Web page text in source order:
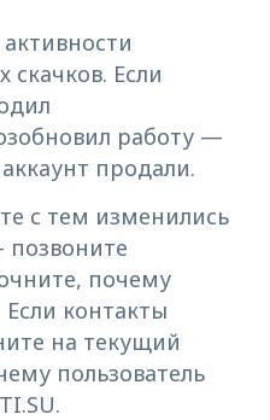
скачков. Если
работу —
продали.
с тем изменились
почему
контакты
на текущий
пользователь